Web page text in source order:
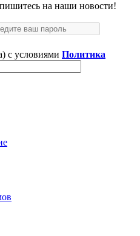
на наши новости!
с условиями Политика